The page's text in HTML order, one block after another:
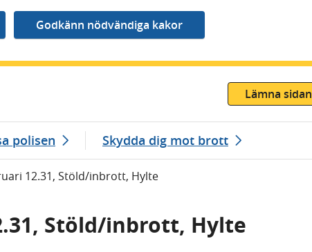
Lämna sidan
polisen Skydda dig mot brott
12.31, Stöld/inbrott, Hylte
Stöld/inbrott, Hylte